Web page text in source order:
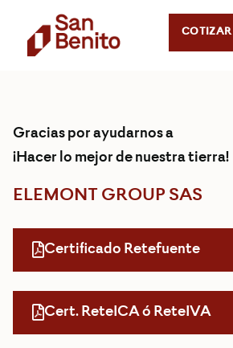
COTIZAR
Gracias por ayudarnos a
¡Hacer lo mejor de nuestra tierra!
ELEMONT GROUP SAS
Certificado Retefuente
Cert. ReteICA ó ReteIVA